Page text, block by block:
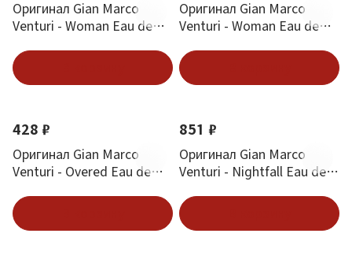
Оригинал Gian Marco
Venturi - Woman Eau de
Оригинал Gian Marco
Venturi - Woman Eau de
428 ₽
Оригинал Gian Marco
Venturi - Overed Eau de
851 ₽
Оригинал Gian Marco
Venturi - Nightfall Eau de